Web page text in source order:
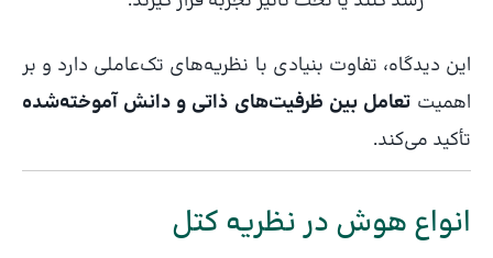
این دیدگاه، تفاوت بنیادی با نظریه‌های تک‌عاملی دارد و بر
اهمیت تعامل بین ظرفیت‌های ذاتی و دانش آموخته‌شده
تأکید می‌کند.
انواع هوش در نظریه کتل